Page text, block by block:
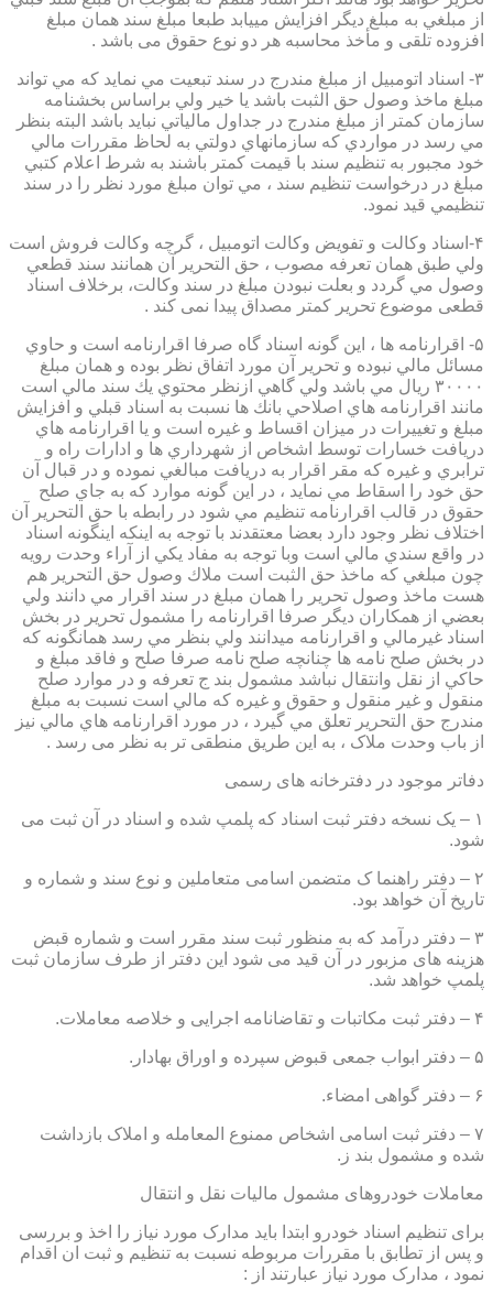
از مبلغي به مبلغ ديگر افزايش مييابد طبعا مبلغ سند همان مبلغ
افزوده تلقی و مأخذ محاسبه هر دو نوع حقوق می باشد .
۳- اسناد اتومبيل از مبلغ مندرج در سند تبعيت مي نمايد كه مي تواند
مبلغ ماخذ وصول حق الثبت باشد يا خير ولي براساس بخشنامه
سازمان كمتر از مبلغ مندرج در جداول مالياتي نبايد باشد البته بنظر
مي رسد در مواردي كه سازمانهاي دولتي به لحاظ مقررات مالي
خود مجبور به تنظيم سند با قيمت كمتر باشند به شرط اعلام كتبي
مبلغ در درخواست تنظيم سند ، مي توان مبلغ مورد نظر را در سند
تنظيمي قيد نمود.
۴-اسناد وكالت و تفويض وكالت اتومبيل ، گرچه وكالت فروش است
ولي طبق همان تعرفه مصوب ، حق التحرير آن همانند سند قطعي
وصول مي گردد و بعلت نبودن مبلغ در سند وكالت، برخلاف اسناد
قطعی موضوع تحریر کمتر مصداق پیدا نمی کند .
۵- اقرارنامه ها ، اين گونه اسناد گاه صرفا اقرارنامه است و حاوي
مسائل مالي نبوده و تحرير آن مورد اتفاق نظر بوده و همان مبلغ
۳۰۰۰۰ ريال مي باشد ولي گاهي ازنظر محتوي يك سند مالي است
مانند اقرارنامه هاي اصلاحي بانك ها نسبت به اسناد قبلي و افزايش
مبلغ و تغييرات در ميزان اقساط و غيره است و يا اقرارنامه هاي
دريافت خسارات توسط اشخاص از شهرداري ها و ادارات راه و
ترابري و غيره كه مقر اقرار به دريافت مبالغي نموده و در قبال آن
حق خود را اسقاط مي نمايد ، در اين گونه موارد كه به جاي صلح
حقوق در قالب اقرارنامه تنظيم مي شود در رابطه با حق التحرير آن
اختلاف نظر وجود دارد بعضا معتقدند با توجه به اينكه اينگونه اسناد
در واقع سندي مالي است وبا توجه به مفاد يكي از آراء وحدت رويه
چون مبلغي كه ماخذ حق الثبت است ملاك وصول حق التحرير هم
هست ماخذ وصول تحرير را همان مبلغ در سند اقرار مي دانند ولي
بعضي از همكاران ديگر صرفا اقرارنامه را مشمول تحرير در بخش
اسناد غيرمالي و اقرارنامه ميدانند ولي بنظر مي رسد همانگونه كه
در بخش صلح نامه ها چنانچه صلح نامه صرفا صلح و فاقد مبلغ و
حاكي از نقل وانتقال نباشد مشمول بند ج تعرفه و در موارد صلح
منقول و غير منقول و حقوق و غيره كه مالي است نسبت به مبلغ
مندرج حق التحرير تعلق مي گيرد ، در مورد اقرارنامه هاي مالي نيز
از باب وحدت ملاک ، به این طریق منطقی تر به نظر می رسد .
دفاتر موجود در دفترخانه های رسمی
۱ – یک نسخه دفتر ثبت اسناد که پلمپ شده و اسناد در آن ثبت می
شود.
۲ – دفتر راهنما ک متضمن اسامی متعاملین و نوع سند و شماره و
تاریخ آن خواهد بود.
۳ – دفتر درآمد که به منظور ثبت سند مقرر است و شماره قبض
هزینه های مزبور در آن قید می شود این دفتر از طرف سازمان ثبت
پلمپ خواهد شد.
۴ – دفتر ثبت مکاتبات و تقاضانامه اجرایی و خلاصه معاملات.
۵ – دفتر ابواب جمعی قبوض سپرده و اوراق بهادار.
۶ – دفتر گواهی امضاء.
۷ – دفتر ثبت اسامی اشخاص ممنوع المعامله و املاک بازداشت
شده و مشمول بند ز.
معاملات خودروهای مشمول مالیات نقل و انتقال
برای تنظیم اسناد خودرو ابتدا باید مدارک مورد نیاز را اخذ و بررسی
و پس از تطابق با مقررات مربوطه نسبت به تنظیم و ثبت ان اقدام
نمود ، مدارک مورد نیاز عبارتند از :